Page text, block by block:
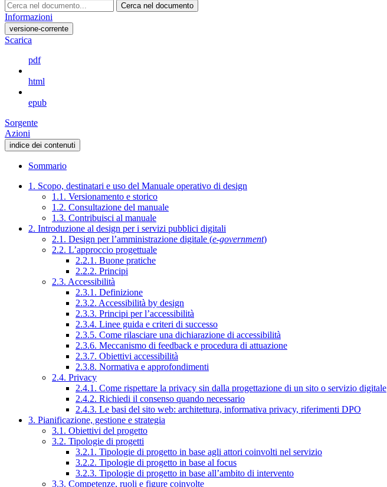
Cerca nel documento
Informazioni
versione-corrente
Scarica
pdf
html
epub
Sorgente
Azioni
indice dei contenuti
Sommario
1. Scopo, destinatari e uso del Manuale operativo di design
1.1. Versionamento e storico
1.2. Consultazione del manuale
1.3. Contribuisci al manuale
2. Introduzione al design per i servizi pubblici digitali
2.1. Design per l’amministrazione digitale (e-government)
2.2. L’approccio progettuale
2.2.1. Buone pratiche
2.2.2. Principi
2.3. Accessibilità
2.3.1. Definizione
2.3.2. Accessibilità by design
2.3.3. Principi per l’accessibilità
2.3.4. Linee guida e criteri di successo
2.3.5. Come rilasciare una dichiarazione di accessibilità
2.3.6. Meccanismo di feedback e procedura di attuazione
2.3.7. Obiettivi accessibilità
2.3.8. Normativa e approfondimenti
2.4. Privacy
2.4.1. Come rispettare la privacy sin dalla progettazione di un sito o servizio digitale
2.4.2. Richiedi il consenso quando necessario
2.4.3. Le basi del sito web: architettura, informativa privacy, riferimenti DPO
3. Pianificazione, gestione e strategia
3.1. Obiettivi del progetto
3.2. Tipologie di progetti
3.2.1. Tipologie di progetto in base agli attori coinvolti nel servizio
3.2.2. Tipologie di progetto in base al focus
3.2.3. Tipologie di progetto in base all’ambito di intervento
3.3. Competenze, ruoli e figure coinvolte